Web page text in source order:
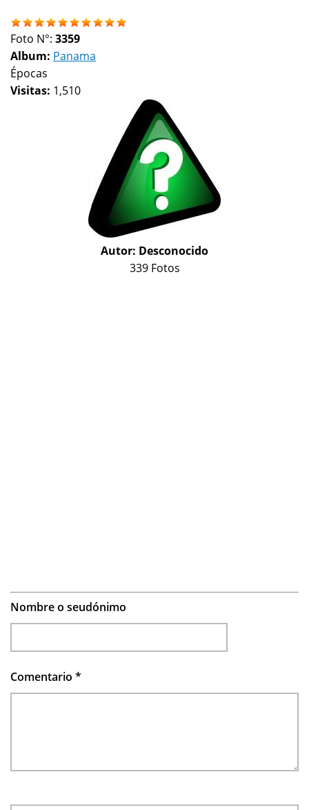
Foto N°: 3359
Album: Panama
Épocas
Visitas: 1,510
Autor: Desconocido
339 Fotos
Nombre o seudónimo
Comentario *